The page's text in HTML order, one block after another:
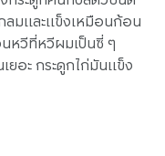
ลมและแข็งเหมือนก้อน
หวีที่หวีผมเป็นซี่ ๆ
ยอะ กระดูกไก่มันแข็ง